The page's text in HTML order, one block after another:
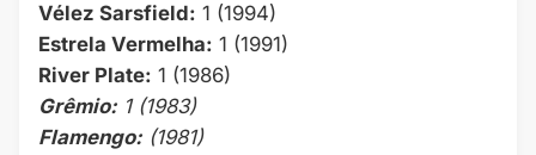
Vélez Sarsfield: 1 (1994)
Estrela Vermelha: 1 (1991)
River Plate: 1 (1986)
Grêmio: 1 (1983)
Flamengo: (1981)